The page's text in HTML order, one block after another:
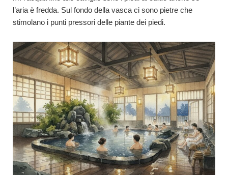
l’aria è fredda. Sul fondo della vasca ci sono pietre che
stimolano i punti pressori delle piante dei piedi.